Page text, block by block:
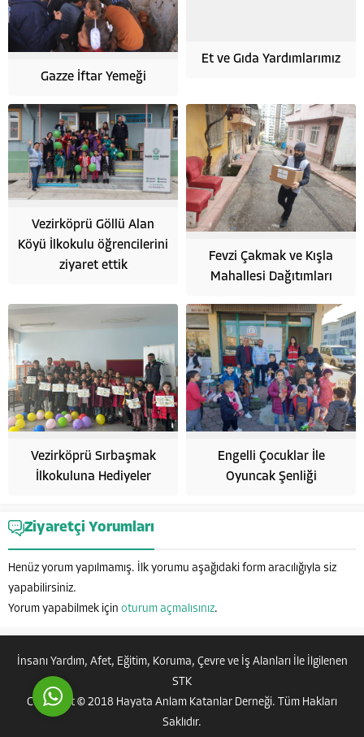
Gazze İftar Yemeği
Et ve Gıda Yardımlarımız
Vezirköprü Göllü Alan
Köyü İlkokulu öğrencilerini
ziyaret ettik
Fevzi Çakmak ve Kışla
Mahallesi Dağıtımları
Vezirköprü Sırbaşmak
İlkokuluna Hediyeler
Engelli Çocuklar İle
Oyuncak Şenliği
Ziyaretçi Yorumları
Henüz yorum yapılmamış. İlk yorumu aşağıdaki form aracılığıyla siz
yapabilirsiniz.
Yorum yapabilmek için oturum açmalısınız.
İnsanı Yardım, Afet, Eğitim, Koruma, Çevre ve İş Alanları İle İlgilenen
STK
Copyright © 2018 Hayata Anlam Katanlar Derneği. Tüm Hakları
Saklıdır.